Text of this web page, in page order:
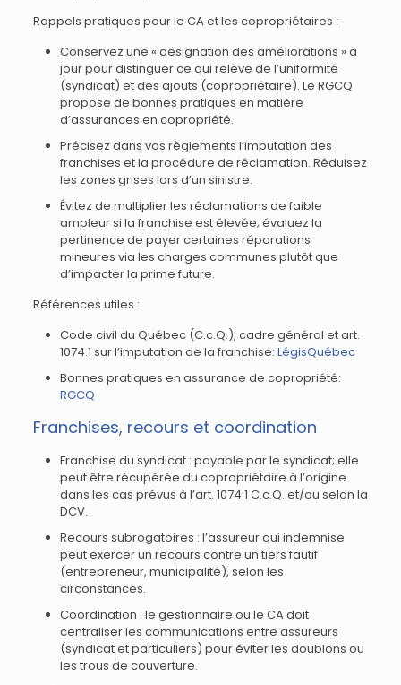
Rappels pratiques pour le CA et les copropriétaires :
Conservez une « désignation des améliorations » à
jour pour distinguer ce qui relève de l’uniformité
(syndicat) et des ajouts (copropriétaire). Le RGCQ
propose de bonnes pratiques en matière
d’assurances en copropriété.
Précisez dans vos règlements l’imputation des
franchises et la procédure de réclamation. Réduisez
les zones grises lors d’un sinistre.
Évitez de multiplier les réclamations de faible
ampleur si la franchise est élevée; évaluez la
pertinence de payer certaines réparations
mineures via les charges communes plutôt que
d’impacter la prime future.
Références utiles :
Code civil du Québec (C.c.Q.), cadre général et art.
1074.1 sur l’imputation de la franchise: LégisQuébec
Bonnes pratiques en assurance de copropriété:
RGCQ
Franchises, recours et coordination
Franchise du syndicat : payable par le syndicat; elle
peut être récupérée du copropriétaire à l’origine
dans les cas prévus à l’art. 1074.1 C.c.Q. et/ou selon la
DCV.
Recours subrogatoires : l’assureur qui indemnise
peut exercer un recours contre un tiers fautif
(entrepreneur, municipalité), selon les
circonstances.
Coordination : le gestionnaire ou le CA doit
centraliser les communications entre assureurs
(syndicat et particuliers) pour éviter les doublons ou
les trous de couverture.